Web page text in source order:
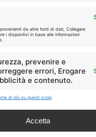
da altre fonti di dati, Collegare
i dispositivi in base alle informazioni
prevenire e
errori, Erogare
e contenuto.
di più su questi scopi
Accetta
ed eBay, Tariffando
idonei.